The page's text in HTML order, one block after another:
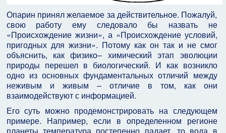
Опарин принял желаемое за действительное. Пожалуй,
свою работу ему следовало бы назвать не
«Происхождение жизни», а «Происхождение условий,
пригодных для жизни». Потому как он так и не смог
объяснить, как физико– химический этап эволюции
природы перешел в биологический. И как возникло
одно из основных фундаментальных отличий между
неживым и живым – отличие в том, как они
взаимодействуют с информацией.
Его суть можно продемонстрировать на следующем
примере. Например, если в определенном регионе